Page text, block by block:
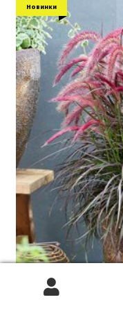
Новинки